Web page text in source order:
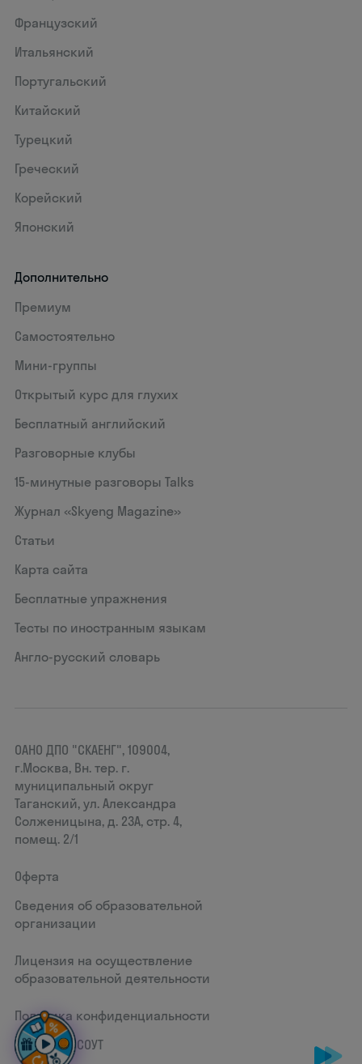
Французский
Итальянский
Португальский
Китайский
Турецкий
Греческий
Корейский
Японский
Дополнительно
Премиум
Самостоятельно
Мини-группы
Открытый курс для глухих
Бесплатный английский
Разговорные клубы
15‑минутные разговоры Talks
Журнал «Skyeng Magazine»
Статьи
Карта сайта
Бесплатные упражнения
Тесты по иностранным языкам
Англо-русский словарь
ОАНО ДПО "СКАЕНГ", 109004,
г.Москва, Вн. тер. г.
муниципальный округ
Таганский, ул. Александра
Солженицына, д. 23А, стр. 4,
помещ. 2/1
Оферта
Сведения об образовательной
организации
Лицензия на осуществление
образовательной деятельности
Политика конфиденциальности
Документ СОУТ